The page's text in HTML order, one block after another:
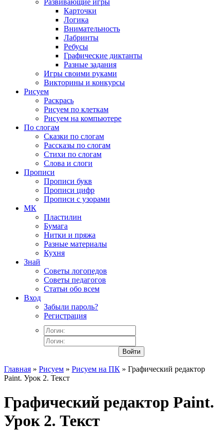
Развивающие игры
Карточки
Логика
Внимательность
Лабринты
Ребусы
Графические диктанты
Разные задания
Игры своими руками
Викторины и конкурсы
Рисуем
Раскрась
Рисуем по клеткам
Рисуем на компьютере
По слогам
Сказки по слогам
Рассказы по слогам
Стихи по слогам
Слова и слоги
Прописи
Прописи букв
Прописи цифр
Прописи с узорами
МК
Пластилин
Бумага
Нитки и пряжа
Разные материалы
Кухня
Знай
Советы логопедов
Советы педагогов
Статьи обо всем
Вход
Забыли пароль?
Регистрация
Войти
Главная » Рисуем » Рисуем на ПК » Графический редактор
Paint. Урок 2. Текст
Графический редактор Paint.
Урок 2. Текст